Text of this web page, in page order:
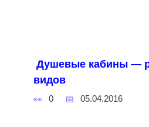
Душевые кабины —
видов
0 05.04.2016